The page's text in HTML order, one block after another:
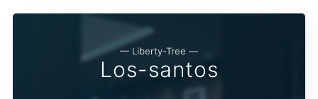
— Liberty-Tree —
Los-santos